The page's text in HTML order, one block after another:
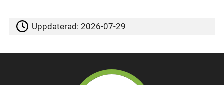
Uppdaterad:2026-07-29